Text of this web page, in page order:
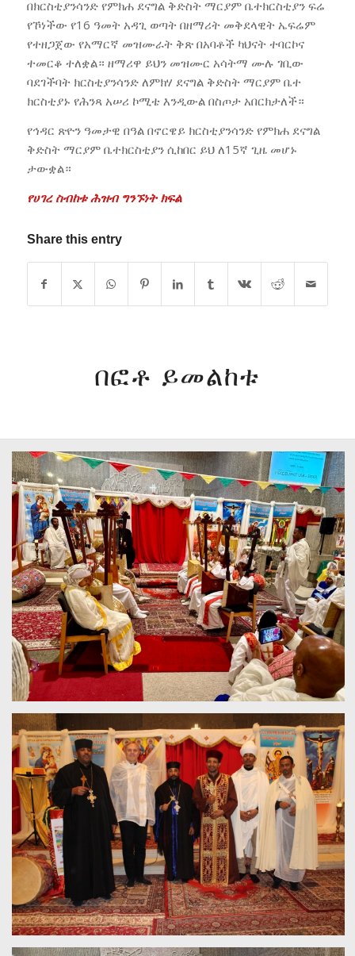
በክርስቲያንሳንድ የምክሐ ደናግል ቅድስት ማርያም ቤተክርስቲያን ፍሬ
የኾነችው የ16 ዓመት አዳጊ ወጣት በዘማሪት መቅደላዊት ኤፍሬም
የተዘጋጀው የአማርኛ መዝሙራት ቅጽ በአባቶች ካህናት ተባርኮና
ተመርቆ ተለቋል። ዘማሪዋ ይህን መዝሙር አሳትማ ሙሉ ገቢው
ባደገችባት ክርስቲያንሳንድ ለምክሃ ደናግል ቅድስት ማርያም ቤተ
ክርስቲያኑ የሕንጻ አሠሪ ኮሚቴ እንዲውል በስጦታ አበርክታለች።
የኅዳር ጽዮን ዓመታዊ በዓል በኖርዌይ ክርስቲያንሳንድ የምክሐ ደናግል
ቅድስት ማርያም ቤተክርስቲያን ሲከበር ይህ ለ15ኛ ጊዜ መሆኑ
ታውቋል።
የሀገረ ስብከቱ ሕዝብ ግንኙነት ክፍል
Share this entry
በፎቶ ይመልከቱ